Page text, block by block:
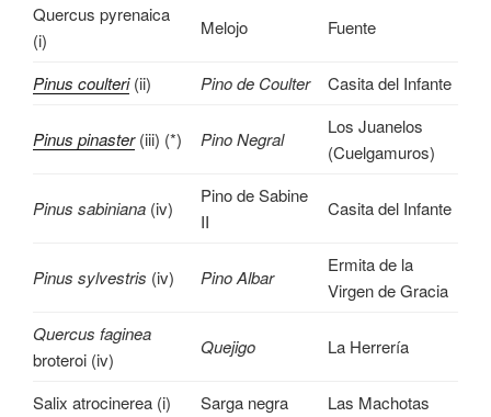
Quercus pyrenaica
(i)
Melojo Fuente
Pinus coulteri(ii) Pino de Coulter Casita del Infante
Pinus pinaster(iii) (*) Pino Negral
Los Juanelos
(Cuelgamuros)
Pinus sabiniana (iv)
Pino de Sabine
II
Casita del Infante
Pinus sylvestris (iv) Pino Albar
Ermita de la
Virgen de Gracia
Quercus faginea
broteroi (iv)
Quejigo La Herrería
Salix atrocinerea (i) Sarga negra
Las Machotas